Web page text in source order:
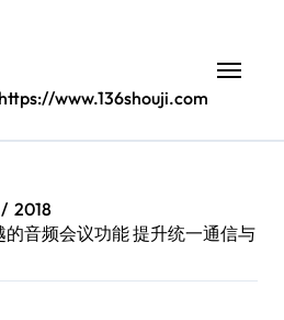
www.136shouji.com
2018
的音频会议功能 提升统一通信与